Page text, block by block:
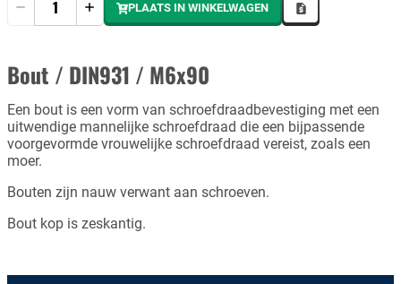
PLAATS IN WINKELWAGEN
Bout / DIN931 / M6x90
Een bout is een vorm van schroefdraadbevestiging met een
uitwendige mannelijke schroefdraad die een bijpassende
voorgevormde vrouwelijke schroefdraad vereist, zoals een
moer.
Bouten zijn nauw verwant aan schroeven.
Bout kop is zeskantig.